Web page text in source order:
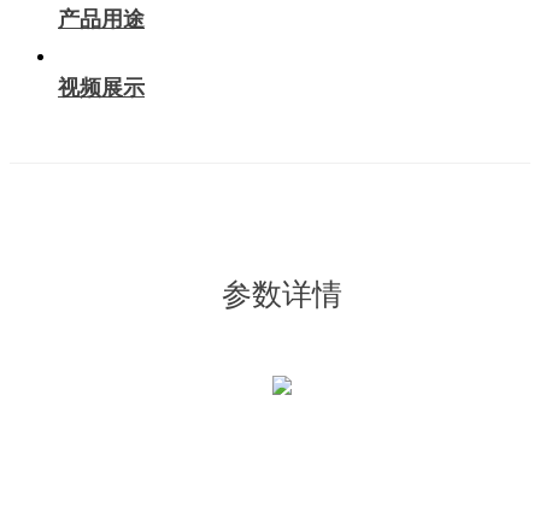
产品用途
视频展示
参数详情